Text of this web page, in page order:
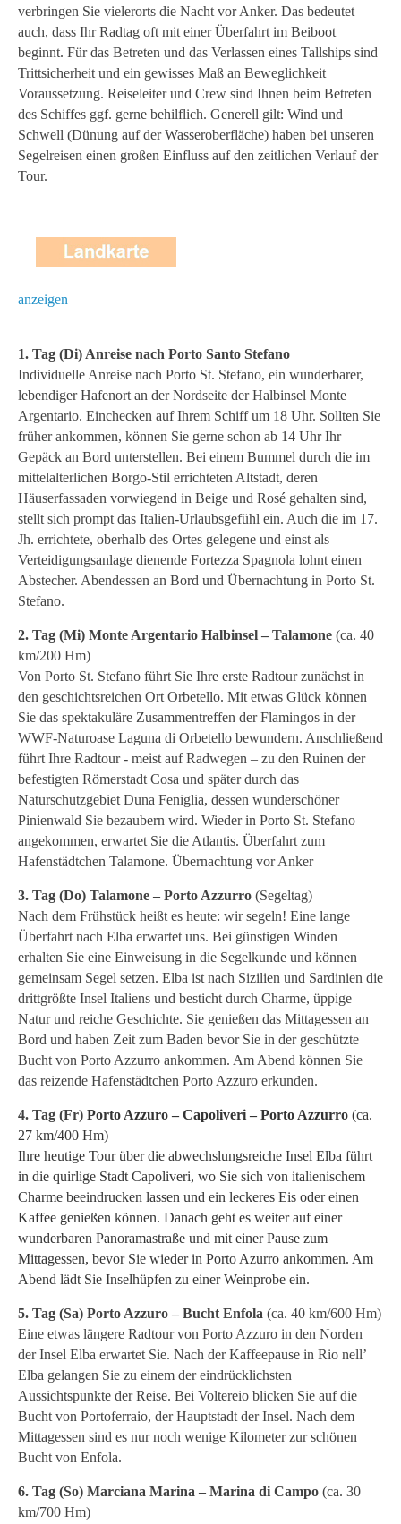
verbringen Sie vielerorts die Nacht vor Anker. Das bedeutet
auch, dass Ihr Radtag oft mit einer Überfahrt im Beiboot
beginnt. Für das Betreten und das Verlassen eines Tallships sind
Trittsicherheit und ein gewisses Maß an Beweglichkeit
Voraussetzung. Reiseleiter und Crew sind Ihnen beim Betreten
des Schiffes ggf. gerne behilflich. Generell gilt: Wind und
Schwell (Dünung auf der Wasseroberfläche) haben bei unseren
Segelreisen einen großen Einfluss auf den zeitlichen Verlauf der
Tour.
anzeigen
1. Tag (Di) Anreise nach Porto Santo Stefano
Individuelle Anreise nach Porto St. Stefano, ein wunderbarer,
lebendiger Hafenort an der Nordseite der Halbinsel Monte
Argentario. Einchecken auf Ihrem Schiff um 18 Uhr. Sollten Sie
früher ankommen, können Sie gerne schon ab 14 Uhr Ihr
Gepäck an Bord unterstellen. Bei einem Bummel durch die im
mittelalterlichen Borgo-Stil errichteten Altstadt, deren
Häuserfassaden vorwiegend in Beige und Rosé gehalten sind,
stellt sich prompt das Italien-Urlaubsgefühl ein. Auch die im 17.
Jh. errichtete, oberhalb des Ortes gelegene und einst als
Verteidigungsanlage dienende Fortezza Spagnola lohnt einen
Abstecher. Abendessen an Bord und Übernachtung in Porto St.
Stefano.
2. Tag (Mi) Monte Argentario Halbinsel – Talamone (ca. 40
km/200 Hm)
Von Porto St. Stefano führt Sie Ihre erste Radtour zunächst in
den geschichtsreichen Ort Orbetello. Mit etwas Glück können
Sie das spektakuläre Zusammentreffen der Flamingos in der
WWF-Naturoase Laguna di Orbetello bewundern. Anschließend
führt Ihre Radtour - meist auf Radwegen – zu den Ruinen der
befestigten Römerstadt Cosa und später durch das
Naturschutzgebiet Duna Feniglia, dessen wunderschöner
Pinienwald Sie bezaubern wird. Wieder in Porto St. Stefano
angekommen, erwartet Sie die Atlantis. Überfahrt zum
Hafenstädtchen Talamone. Übernachtung vor Anker
3. Tag (Do) Talamone – Porto Azzurro (Segeltag)
Nach dem Frühstück heißt es heute: wir segeln! Eine lange
Überfahrt nach Elba erwartet uns. Bei günstigen Winden
erhalten Sie eine Einweisung in die Segelkunde und können
gemeinsam Segel setzen. Elba ist nach Sizilien und Sardinien die
drittgrößte Insel Italiens und besticht durch Charme, üppige
Natur und reiche Geschichte. Sie genießen das Mittagessen an
Bord und haben Zeit zum Baden bevor Sie in der geschützte
Bucht von Porto Azzurro ankommen. Am Abend können Sie
das reizende Hafenstädtchen Porto Azzuro erkunden.
4. Tag (Fr) Porto Azzuro – Capoliveri – Porto Azzurro (ca.
27 km/400 Hm)
Ihre heutige Tour über die abwechslungsreiche Insel Elba führt
in die quirlige Stadt Capoliveri, wo Sie sich von italienischem
Charme beeindrucken lassen und ein leckeres Eis oder einen
Kaffee genießen können. Danach geht es weiter auf einer
wunderbaren Panoramastraße und mit einer Pause zum
Mittagessen, bevor Sie wieder in Porto Azurro ankommen. Am
Abend lädt Sie Inselhüpfen zu einer Weinprobe ein.
5. Tag (Sa) Porto Azzuro – Bucht Enfola (ca. 40 km/600 Hm)
Eine etwas längere Radtour von Porto Azzuro in den Norden
der Insel Elba erwartet Sie. Nach der Kaffeepause in Rio nell’
Elba gelangen Sie zu einem der eindrücklichsten
Aussichtspunkte der Reise. Bei Voltereio blicken Sie auf die
Bucht von Portoferraio, der Hauptstadt der Insel. Nach dem
Mittagessen sind es nur noch wenige Kilometer zur schönen
Bucht von Enfola.
6. Tag (So) Marciana Marina – Marina di Campo (ca. 30
km/700 Hm)